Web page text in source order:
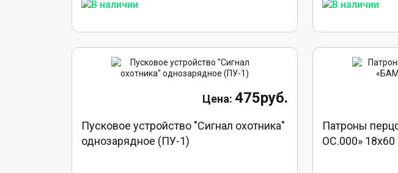
475руб.
Пусковое устройство "Сигнал охотника"
однозарядное (ПУ-1)
Патроны
ОС.000»